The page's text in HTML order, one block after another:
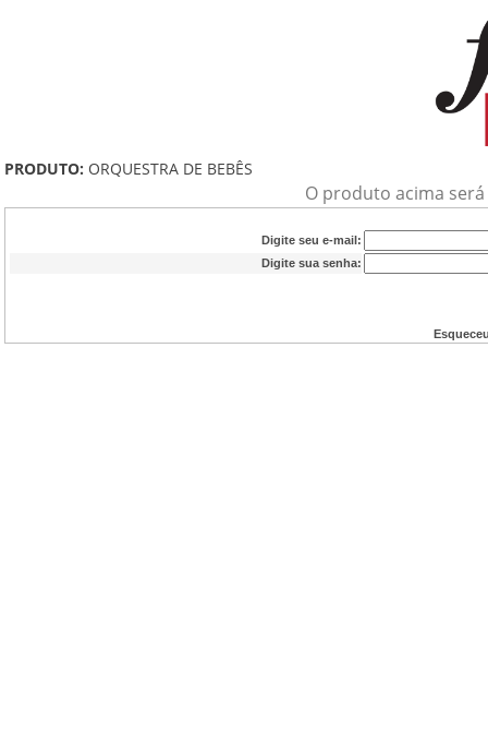
PRODUTO: ORQUESTRA DE BEBÊS
O produto acima
Digite seu e-mail:
Digite sua senha: